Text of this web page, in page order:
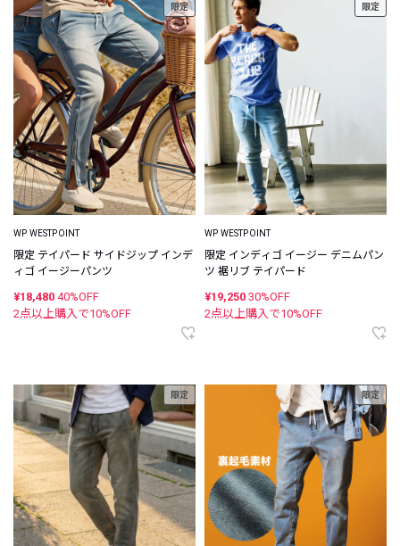
限定
WP WESTPOINT
限定 テイパード サイドジップ インデ
ィゴ イージーパンツ
¥18,480 40%OFF
2点以上購入で10%OFF
限定
WP WESTPOINT
限定 インディゴ イージー デニムパン
ツ 裾リブ テイパード
¥19,250 30%OFF
2点以上購入で10%OFF
限定 限定